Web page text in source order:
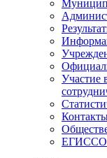
Участие
ЕГИССО